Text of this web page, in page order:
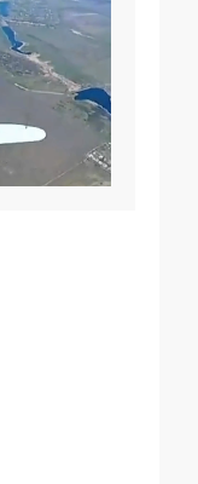
Медведев назвал
единственный
способ сохранить